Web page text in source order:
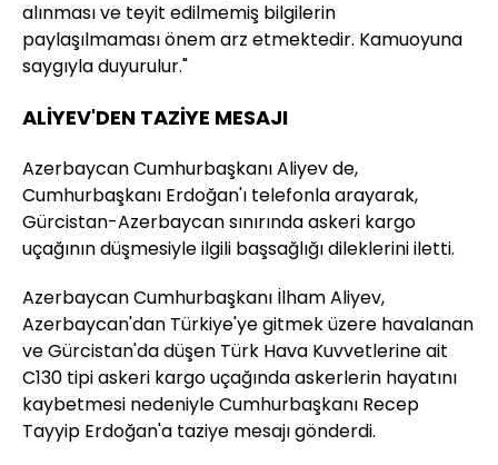
alınması ve teyit edilmemiş bilgilerin
paylaşılmaması önem arz etmektedir. Kamuoyuna
saygıyla duyurulur."
ALİYEV'DEN TAZİYE MESAJI
Azerbaycan Cumhurbaşkanı Aliyev de,
Cumhurbaşkanı Erdoğan'ı telefonla arayarak,
Gürcistan-Azerbaycan sınırında askeri kargo
uçağının düşmesiyle ilgili başsağlığı dileklerini iletti.
Azerbaycan Cumhurbaşkanı İlham Aliyev,
Azerbaycan'dan Türkiye'ye gitmek üzere havalanan
ve Gürcistan'da düşen Türk Hava Kuvvetlerine ait
C130 tipi askeri kargo uçağında askerlerin hayatını
kaybetmesi nedeniyle Cumhurbaşkanı Recep
Tayyip Erdoğan'a taziye mesajı gönderdi.